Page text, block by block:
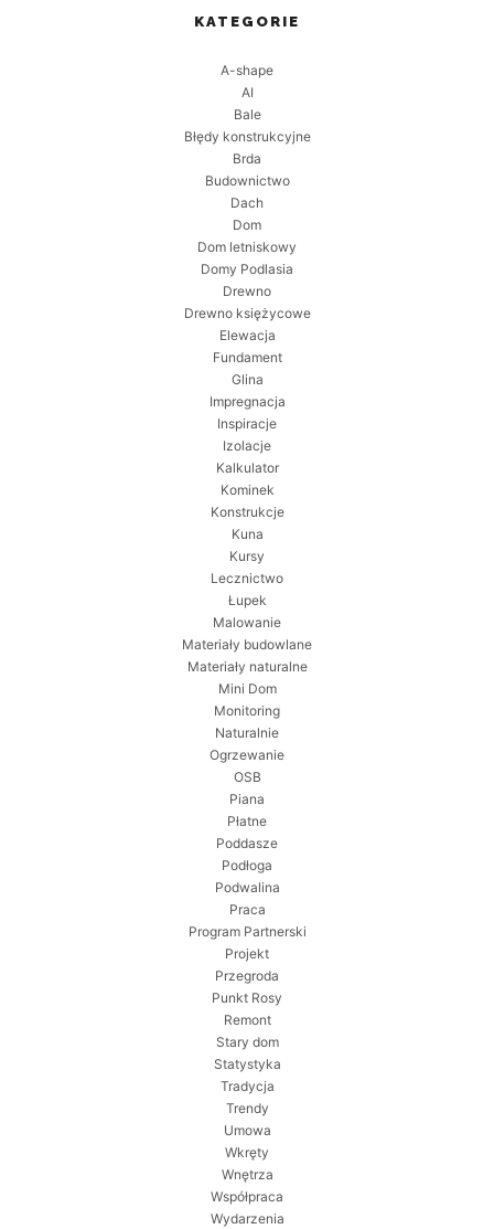
KATEGORIE
A-shape
AI
Bale
Błędy konstrukcyjne
Brda
Budownictwo
Dach
Dom
Dom letniskowy
Domy Podlasia
Drewno
Drewno księżycowe
Elewacja
Fundament
Glina
Impregnacja
Inspiracje
Izolacje
Kalkulator
Kominek
Konstrukcje
Kuna
Kursy
Lecznictwo
Łupek
Malowanie
Materiały budowlane
Materiały naturalne
Mini Dom
Monitoring
Naturalnie
Ogrzewanie
OSB
Piana
Płatne
Poddasze
Podłoga
Podwalina
Praca
Program Partnerski
Projekt
Przegroda
Punkt Rosy
Remont
Stary dom
Statystyka
Tradycja
Trendy
Umowa
Wkręty
Wnętrza
Współpraca
Wydarzenia